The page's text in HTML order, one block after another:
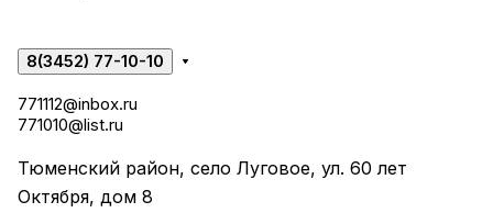
8(3452) 77-10-10
771112@inbox.ru
771010@list.ru
Тюменский район, село Луговое, ул. 60 лет
Октября, дом 8